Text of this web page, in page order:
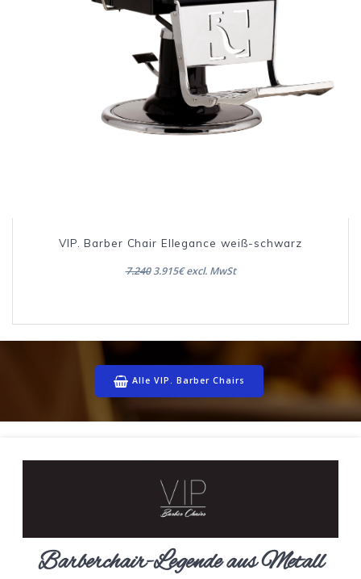
VIP. Barber Chair Ellegance weiß-schwarz
7.2403.915€ excl. MwSt
Alle VIP. Barber Chairs
Barberchair-Legende aus Metall